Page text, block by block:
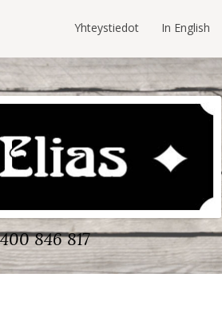
In English
Yhteystiedot
846 817